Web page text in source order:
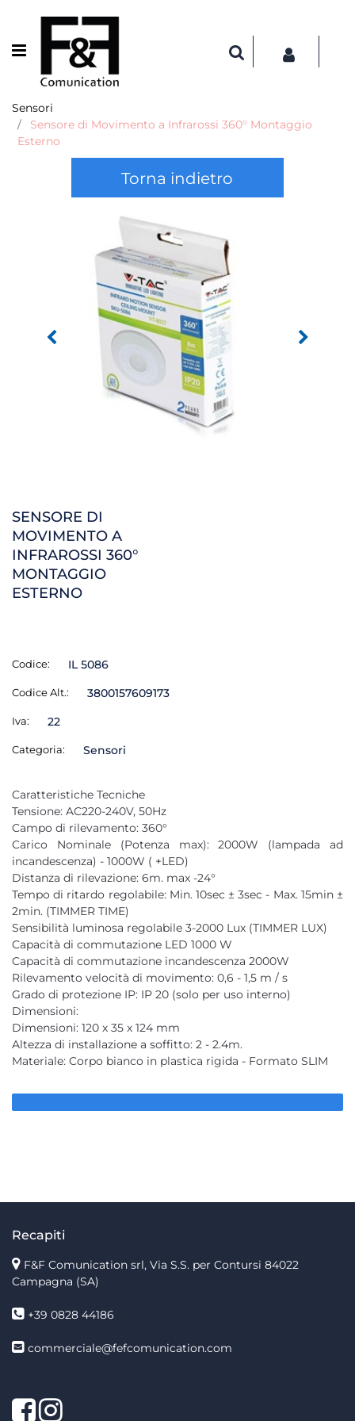
Open menu
Sensori
Sensore di Movimento a Infrarossi 360° Montaggio
Esterno
Torna indietro
SENSORE DI
MOVIMENTO A
INFRAROSSI 360°
MONTAGGIO
ESTERNO
Codice: IL 5086
Codice Alt.: 3800157609173
Iva: 22
Categoria: Sensori
Caratteristiche Tecniche
Tensione: AC220-240V, 50Hz
Campo di rilevamento: 360°
Carico Nominale (Potenza max): 2000W (lampada ad
incandescenza) - 1000W ( +LED)
Distanza di rilevazione: 6m. max -24°
Tempo di ritardo regolabile: Min. 10sec ± 3sec - Max. 15min ±
2min. (TIMMER TIME)
Sensibilità luminosa regolabile 3-2000 Lux (TIMMER LUX)
Capacità di commutazione LED 1000 W
Capacità di commutazione incandescenza 2000W
Rilevamento velocità di movimento: 0,6 - 1,5 m / s
Grado di protezione IP: IP 20 (solo per uso interno)
Dimensioni:
Dimensioni: 120 x 35 x 124 mm
Altezza di installazione a soffitto: 2 - 2.4m.
Materiale: Corpo bianco in plastica rigida - Formato SLIM
Recapiti
F&F Comunication srl, Via S.S. per Contursi 84022
Campagna (SA)
+39 0828 44186
commerciale@fefcomunication.com
Facebook
Twitter